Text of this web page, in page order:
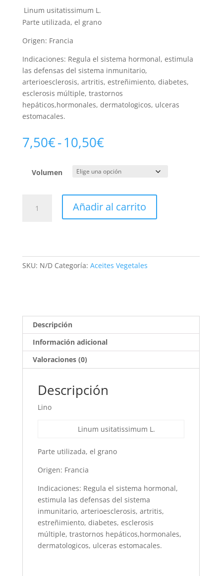
Linum usitatissimum L.
Parte utilizada, el grano
Origen: Francia
Indicaciones: Regula el sistema hormonal, estimula
las defensas del sistema inmunitario,
arterioesclerosis, artritis, estreñimiento, diabetes,
esclerosis múltiple, trastornos
hepáticos,hormonales, dermatologicos, ulceras
estomacales.
7,50€-10,50€Rango
de
precios:
desde
hasta
10,50€
Volumen
Virgen
Añadir al carrito
SKU: N/D Categoría: Aceites Vegetales
Descripción
Información adicional
Valoraciones (0)
Descripción
Lino
Linum usitatissimum L.
Parte utilizada, el grano
Origen: Francia
Indicaciones: Regula el sistema hormonal,
estimula las defensas del sistema
inmunitario, arterioesclerosis, artritis,
estreñimiento, diabetes, esclerosis
múltiple, trastornos hepáticos,hormonales,
dermatologicos, ulceras estomacales.